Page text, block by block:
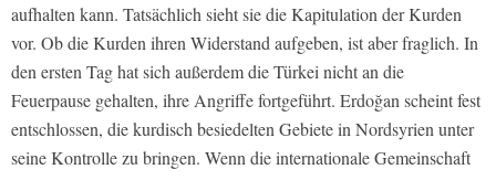
aufhalten kann. Tatsächlich sieht sie die Kapitulation der Kurden
vor. Ob die Kurden ihren Widerstand aufgeben, ist aber fraglich. In
den ersten Tag hat sich außerdem die Türkei nicht an die
Feuerpause gehalten, ihre Angriffe fortgeführt. Erdoğan scheint fest
entschlossen, die kurdisch besiedelten Gebiete in Nordsyrien unter
seine Kontrolle zu bringen. Wenn die internationale Gemeinschaft